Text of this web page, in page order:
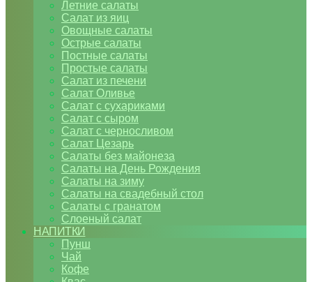
Летние салаты
Салат из яиц
Овощные салаты
Острые салаты
Постные салаты
Простые салаты
Салат из печени
Салат Оливье
Салат с сухариками
Салат с сыром
Салат с черносливом
Салат Цезарь
Салаты без майонеза
Салаты на День Рождения
Салаты на зиму
Салаты на свадебный стол
Салаты с гранатом
Слоеный салат
НАПИТКИ
Пунш
Чай
Кофе